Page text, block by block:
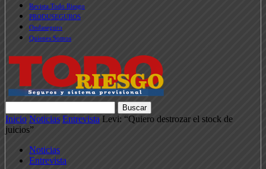
Revista Todo Riesgo
PRODUSEGUROS
Ondaseguro
Quienes Somos
Inicio Noticias Entrevista Levi: “Quiero destrozar el stock de
juicios”
Noticias
Entrevista